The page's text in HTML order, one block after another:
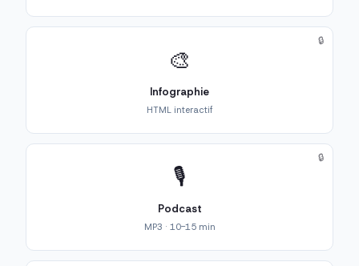
🎨
Infographie
HTML interactif
🔒
🎙️
Podcast
MP3 · 10-15 min
🔒